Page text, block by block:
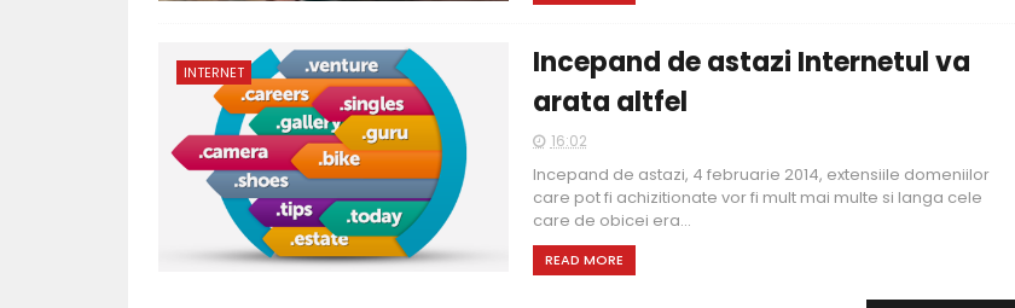
INTERNET
Incepand de astazi Internetul va
arata altfel
16:02
Incepand de astazi, 4 februarie 2014, extensiile domeniilor
care pot fi achizitionate vor fi mult mai multe si langa cele
care de obicei era...
READ MORE